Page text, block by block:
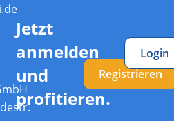
Jetzt
anmelden
und
profitieren.
Registrieren
Login